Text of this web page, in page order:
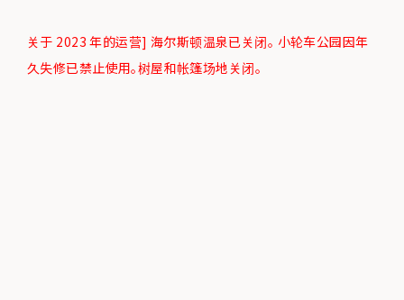
关于 2023 年的运营] 海尔斯顿温泉已关闭。 小轮车公园因年
久失修已禁止使用。树屋和帐篷场地关闭。